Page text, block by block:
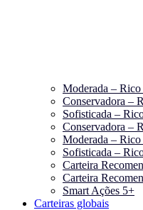
Moderada –
Conservadora –
Sofisticada –
Conservadora –
Moderada –
Sofisticada –
Carteira
Carteira
Smart Ações 5+
Carteiras globais